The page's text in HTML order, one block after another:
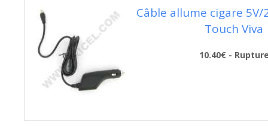
Câble allume cigare 5V/
Touch Viva
10.40€ -